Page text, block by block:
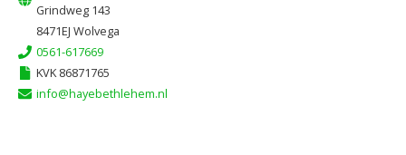
Grindweg 143
8471EJ Wolvega
0561-617669
KVK 86871765
info@hayebethlehem.nl